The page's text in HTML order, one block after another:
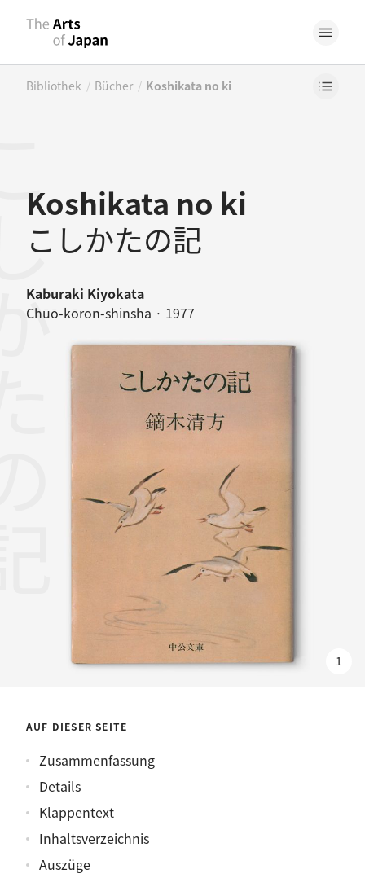
Bibliothek / Bücher / Koshikata no ki
Koshikata no ki
こしかたの記
Kaburaki Kiyokata
Chūō-kōron-shinsha · 1977
1
記
AUF DIESER SEITE
Zusammenfassung
Details
Klappentext
Inhaltsverzeichnis
Auszüge